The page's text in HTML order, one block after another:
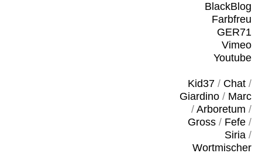
BlackBlog
Farbfreu
GER71
Vimeo
Youtube
Kid37/ Chat/
Giardino/ Marc
/ Arboretum /
Gross/ Fefe/
Siria/
Wortmischer